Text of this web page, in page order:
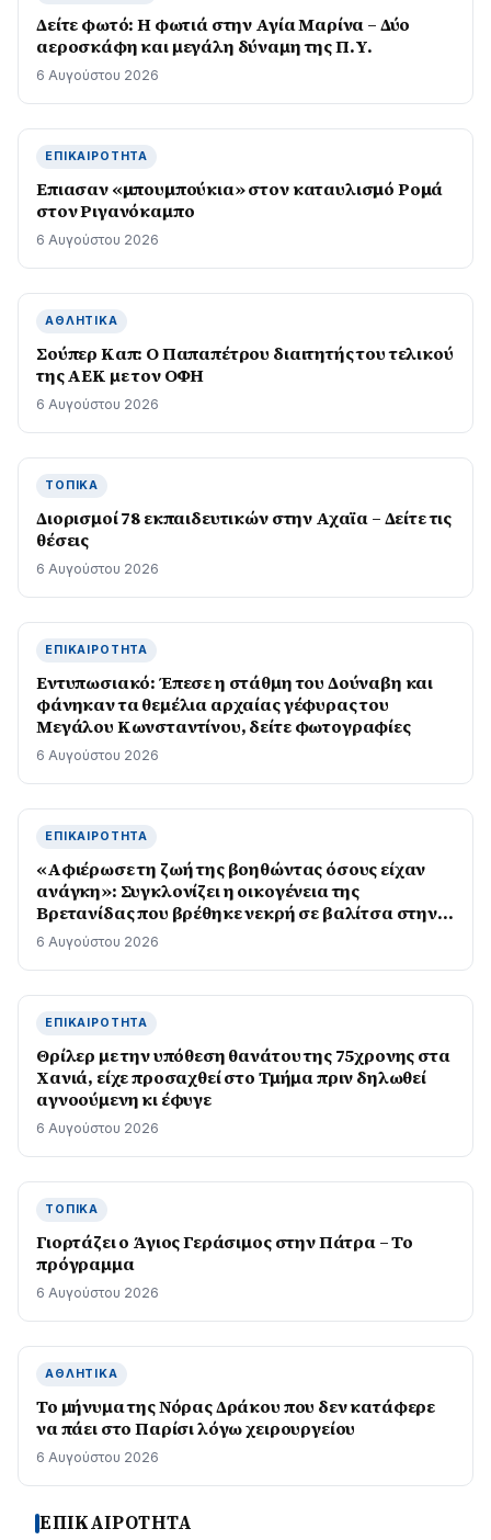
Δείτε φωτό: Η φωτιά στην Αγία Μαρίνα – Δύο
αεροσκάφη και μεγάλη δύναμη της Π.Υ.
6 Αυγούστου 2026
ΕΠΙΚΑΙΡΌΤΗΤΑ
Επιασαν «µπουµπούκια» στον καταυλισµό Ροµά
στον Ριγανόκαμπο
6 Αυγούστου 2026
ΑΘΛΗΤΙΚΆ
Σούπερ Καπ: Ο Παπαπέτρου διαιτητής του τελικού
της ΑΕΚ με τον ΟΦΗ
6 Αυγούστου 2026
ΤΟΠΙΚΆ
Διορισμοί 78 εκπαιδευτικών στην Αχαϊα – Δείτε τις
θέσεις
6 Αυγούστου 2026
ΕΠΙΚΑΙΡΌΤΗΤΑ
Εντυπωσιακό: Έπεσε η στάθμη του Δούναβη και
φάνηκαν τα θεμέλια αρχαίας γέφυρας του
Μεγάλου Κωνσταντίνου, δείτε φωτογραφίες
6 Αυγούστου 2026
ΕΠΙΚΑΙΡΌΤΗΤΑ
«Αφιέρωσε τη ζωή της βοηθώντας όσους είχαν
ανάγκη»: Συγκλονίζει η οικογένεια της
Βρετανίδας που βρέθηκε νεκρή σε βαλίτσα στην
Κυψέλη
6 Αυγούστου 2026
ΕΠΙΚΑΙΡΌΤΗΤΑ
Θρίλερ με την υπόθεση θανάτου της 75χρονης στα
Χανιά, είχε προσαχθεί στο Τμήμα πριν δηλωθεί
αγνοούμενη κι έφυγε
6 Αυγούστου 2026
ΤΟΠΙΚΆ
Γιορτάζει ο Άγιος Γεράσιμος στην Πάτρα – Το
πρόγραμμα
6 Αυγούστου 2026
ΑΘΛΗΤΙΚΆ
Το μήνυμα της Νόρας Δράκου που δεν κατάφερε
να πάει στο Παρίσι λόγω χειρουργείου
6 Αυγούστου 2026
ΕΠΙΚΑΙΡΟΤΗΤΑ